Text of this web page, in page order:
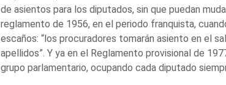
de asientos para los diputados, sin que puedan
reglamento de 1956, en el periodo franquista,
escaños: “los procuradores tomarán asiento en el
apellidos”. Y ya en el Reglamento provisional de
grupo parlamentario, ocupando cada diputado